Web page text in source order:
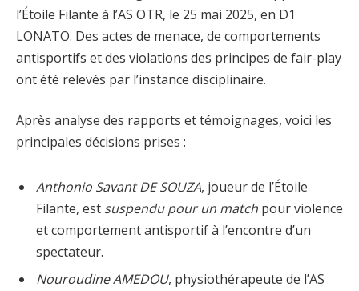
l’Étoile Filante à l’AS OTR, le 25 mai 2025, en D1
LONATO. Des actes de menace, de comportements
antisportifs et des violations des principes de fair-play
ont été relevés par l’instance disciplinaire.
Après analyse des rapports et témoignages, voici les
principales décisions prises :
Anthonio Savant DE SOUZA, joueur de l’Étoile
Filante, est suspendu pour un match pour violence
et comportement antisportif à l’encontre d’un
spectateur.
Nouroudine AMEDOU, physiothérapeute de l’AS